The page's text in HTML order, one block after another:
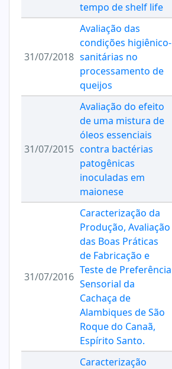
tempo de shelf life
31/07/2018
Avaliação das
condições higiênico-
sanitárias no
processamento de
queijos
31/07/2015
Avaliação do efeito
de uma mistura de
óleos essenciais
contra bactérias
patogênicas
inoculadas em
maionese
31/07/2016
Caracterização da
Produção, Avaliação
das Boas Práticas
de Fabricação e
Teste de Preferência
Sensorial da
Cachaça de
Alambiques de São
Roque do Canaã,
Espírito Santo.
Caracterização